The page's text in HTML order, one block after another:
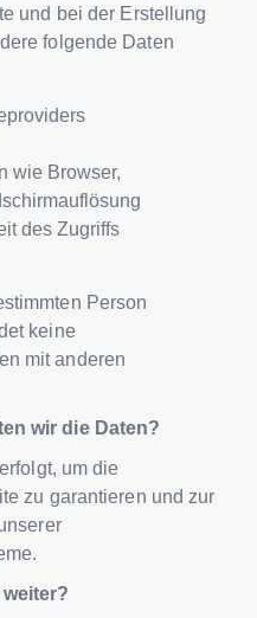
und bei der Erstellung
folgende Daten
wie Browser,
des Zugriffs
Person
keine
mit anderen
wir die Daten?
um die
zu garantieren und zur